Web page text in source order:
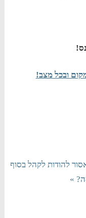
ובכל מצב!
להודות לקהל בסוף
»